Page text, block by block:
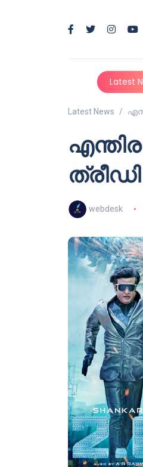
Latest
Latest News
webdesk